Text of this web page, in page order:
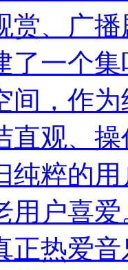
赏、广
了一个
间，作
直观、
纯粹的
用户喜
正热爱